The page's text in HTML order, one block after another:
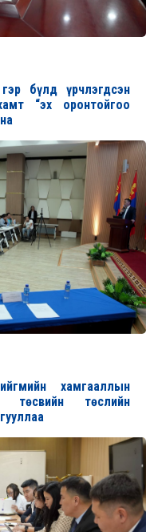
бүлд үрчлэгдсэн
“эх оронтойгоо
хамгааллын
төслийн